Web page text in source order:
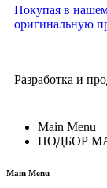
Покупая в
оригинальную
Разработка и
Main Menu
ПОДБОР
Main Menu